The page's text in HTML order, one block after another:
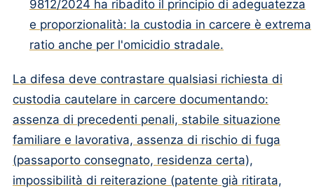
9812/2024 ha ribadito il principio di adeguatezza
e proporzionalità: la custodia in carcere è extrema
ratio anche per l'omicidio stradale.
La difesa deve contrastare qualsiasi richiesta di
custodia cautelare in carcere documentando:
assenza di precedenti penali, stabile situazione
familiare e lavorativa, assenza di rischio di fuga
(passaporto consegnato, residenza certa),
impossibilità di reiterazione (patente già ritirata,